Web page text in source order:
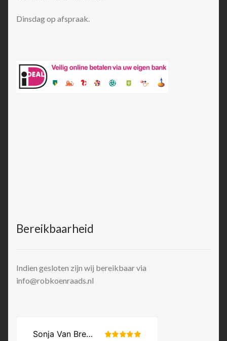
Dinsdag op afspraak.
Bereikbaarheid
Indien gesloten zijn wij bereikbaar via
info@robkoenraads.nl